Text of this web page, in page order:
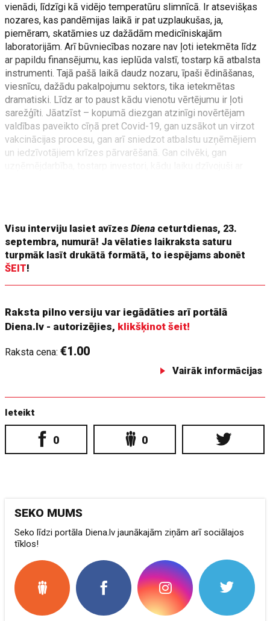
vienādi, līdzīgi kā vidējo temperatūru slimnīcā. Ir atsevišķas
nozares, kas pandēmijas laikā ir pat uzplaukušas, ja,
piemēram, skatāmies uz dažādām medicīniskajām
laboratorijām. Arī būvniecības nozare nav ļoti ietekmēta līdz
ar papildu finansējumu, kas ieplūda valstī, tostarp kā atbalsta
instrumenti. Tajā pašā laikā daudz nozaru, īpaši ēdināšanas,
viesnīcu, dažādu pakalpojumu sektors, tika ietekmētas
dramatiski. Līdz ar to paust kādu vienotu vērtējumu ir ļoti
sarežģīti. Jāatzīst – kopumā diezgan atzinīgi novērtējam
valdības paveikto cīņā pret Covid-19, gan uzsākot un virzot
vakcinācijas procesu, gan arī sniedzot atbalstu uzņēmējiem
un iedzīvotājiem krīzes pārvarēšanā. Gan cilvēki, gan
Visu interviju lasiet avīzesDiena ceturtdienas, 23.
septembra, numurā! Ja vēlaties laikraksta saturu
turpmāk lasīt drukātā formātā, to iespējams abonēt
ŠEIT!
Raksta pilno versiju var iegādāties arī portālā
Diena.lv - autorizējies, klikšķinot šeit!
Raksta cena:€1.00
Vairāk informācijas
Ieteikt
0 0
SEKO MUMS
Seko līdzi portāla Diena.lv jaunākajām ziņām arī sociālajos
tīklos!